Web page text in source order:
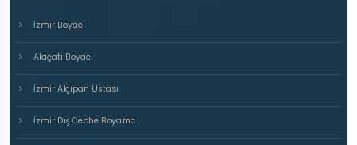
İzmir Boyacı
Alaçatı Boyacı
İzmir Alçıpan Ustası
İzmir Dış Cephe Boyama